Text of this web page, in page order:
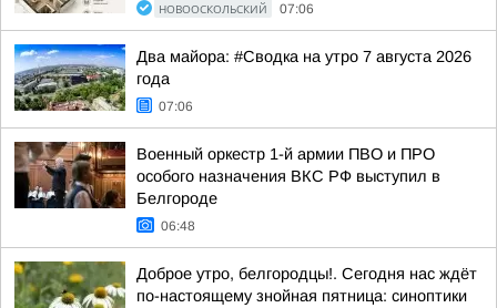
НОВООСКОЛЬСКИЙ 07:06
Два майора: #Сводка на утро 7 августа 2026
года
07:06
Военный оркестр 1-й армии ПВО и ПРО
особого назначения ВКС РФ выступил в
Белгороде
06:48
Доброе утро, белгородцы!. Сегодня нас ждёт
по-настоящему знойная пятница: синоптики